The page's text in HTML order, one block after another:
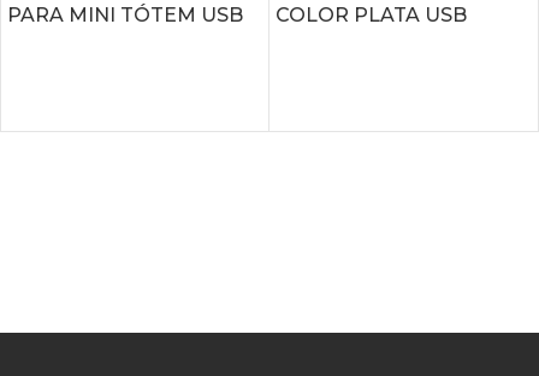
PARA MINI TÓTEM USB
COLOR PLATA USB